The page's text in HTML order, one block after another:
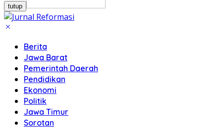
tutup
Berita
Jawa Barat
Pemerintah Daerah
Pendidikan
Ekonomi
Politik
Jawa Timur
Sorotan